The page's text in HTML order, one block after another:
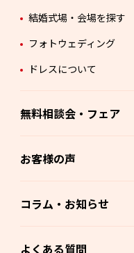
結婚式場・会場を探す
フォトウェディング
ドレスについて
無料相談会・フェア
お客様の声
コラム・お知らせ
よくある質問